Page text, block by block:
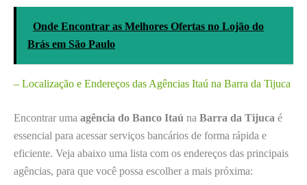
Onde Encontrar as Melhores Ofertas no Lojão do
Brás em São Paulo
– Localização e Endereços das Agências Itaú na Barra da Tijuca
Encontrar uma agência do Banco Itaú na Barra da Tijuca é
essencial para acessar serviços bancários de forma rápida e
eficiente. Veja abaixo uma lista com os endereços das principais
agências, para que você possa escolher a mais próxima: